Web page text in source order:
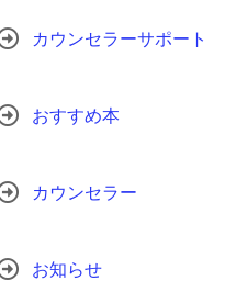
カウンセラーサポート
おすすめ本
カウンセラー
お知らせ